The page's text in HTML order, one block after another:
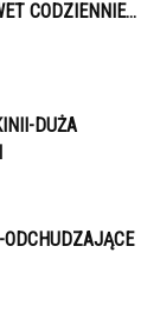
CODZIENNIE…
DUŻA